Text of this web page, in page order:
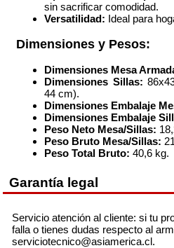
sin sacrificar comodidad.
Versatilidad: Ideal para
Dimensiones y Pesos:
Dimensiones Mesa
Dimensiones Sillas:
44 cm).
Dimensiones Embalaje
Dimensiones Embalaje
Peso Neto Mesa/Sillas:
Peso Bruto Mesa/Sillas:
Peso Total Bruto: 40,6 kg.
Garantía legal
Servicio atención al cliente: si tu
falla o tienes dudas respecto al
serviciotecnico@asiamerica.cl.